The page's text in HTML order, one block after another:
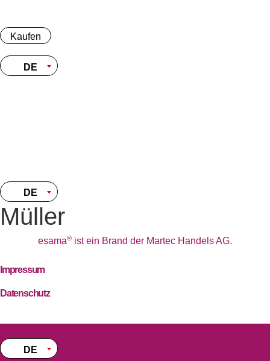
springen
Kaufen
DE
DE
Müller
esama® ist ein Brand der Martec Handels AG.
Impressum
Datenschutz
DE